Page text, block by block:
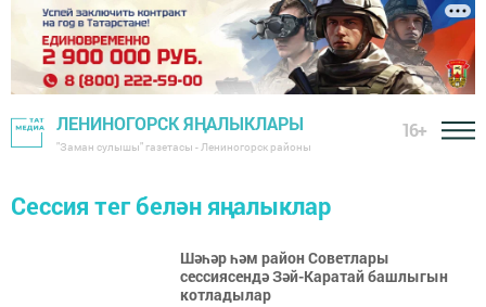
ЛЕНИНОГОРСК ЯҢАЛЫКЛАРЫ
"Заман сулышы" газетасы - Лениногорск районы
16+
Сессия тег белән яңалыклар
Шәһәр һәм район Советлары
сессиясендә Зәй-Каратай башлыгын
котладылар